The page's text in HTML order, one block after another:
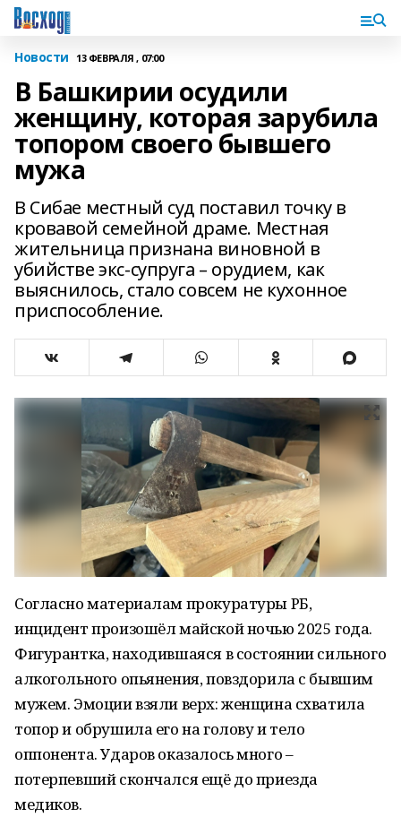
Новости 13 ФЕВРАЛЯ , 07:00
В Башкирии осудили
женщину, которая зарубила
топором своего бывшего
мужа
В Сибае местный суд поставил точку в
кровавой семейной драме. Местная
жительница признана виновной в
убийстве экс-супруга – орудием, как
выяснилось, стало совсем не кухонное
приспособление.
Согласно материалам прокуратуры РБ,
инцидент произошёл майской ночью 2025 года.
Фигурантка, находившаяся в состоянии сильного
алкогольного опьянения, повздорила с бывшим
мужем. Эмоции взяли верх: женщина схватила
топор и обрушила его на голову и тело
оппонента. Ударов оказалось много –
потерпевший скончался ещё до приезда
медиков.